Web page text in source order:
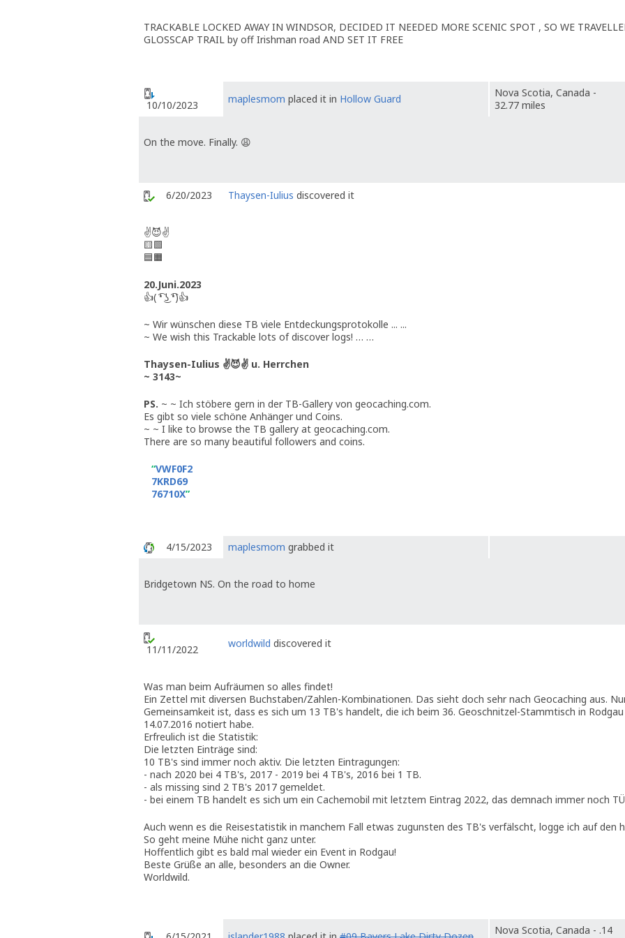
TRACKABLE LOCKED AWAY IN WINDSOR, DECIDED IT NEEDED MORE SCENIC SPOT , SO WE
GLOSSCAP TRAIL by off Irishman road AND SET IT FREE
10/10/2023 maplesmom placed it in Hollow Guard
Nova Scotia, Canada -
32.77 miles
On the move. Finally. 😩
6/20/2023 Thaysen-Iulius discovered it
✌😈✌
🟨🟩
🟦🟧
20.Juni.2023
👍( ͡❛ ͜ʖ ͡❛)👍
~ Wir wünschen diese TB viele Entdeckungsprotokolle ... ...
~ We wish this Trackable lots of discover logs! … …
Thaysen-Iulius ✌😈✌ u. Herrchen
~ 3143~
PS. ~ ~ Ich stöbere gern in der TB-Gallery von geocaching.com.
Es gibt so viele schöne Anhänger und Coins.
~ ~ I like to browse the TB gallery at geocaching.com.
There are so many beautiful followers and coins.
VWF0F2
7KRD69
76710X
4/15/2023 maplesmom grabbed it
Bridgetown NS. On the road to home
11/11/2022 worldwild discovered it
Was man beim Aufräumen so alles findet!
Ein Zettel mit diversen Buchstaben/Zahlen-Kombinationen. Das sieht doch sehr nach Geocaching aus.
Gemeinsamkeit ist, dass es sich um 13 TB's handelt, die ich beim 36. Geoschnitzel-Stammtisch in
14.07.2016 notiert habe.
Erfreulich ist die Statistik:
Die letzten Einträge sind:
10 TB's sind immer noch aktiv. Die letzten Eintragungen:
- nach 2020 bei 4 TB's, 2017 - 2019 bei 4 TB's, 2016 bei 1 TB.
- als missing sind 2 TB's 2017 gemeldet.
- bei einem TB handelt es sich um ein Cachemobil mit letztem Eintrag 2022, das demnach immer noch
Auch wenn es die Reisestatistik in manchem Fall etwas zugunsten des TB's verfälscht, logge ich auf den
So geht meine Mühe nicht ganz unter.
Hoffentlich gibt es bald mal wieder ein Event in Rodgau!
Beste Grüße an alle, besonders an die Owner.
Worldwild.
Nova Scotia, Canada - .14